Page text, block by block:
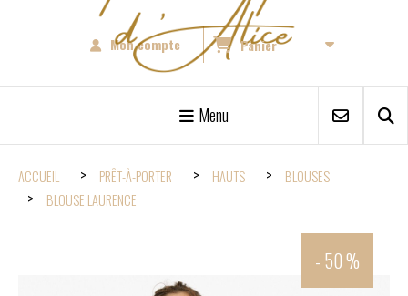
Mon compte Panier
Menu
ACCUEIL PRÊT-À-PORTER HAUTS
BLOUSES
BLOUSE LAURENCE
- 50 %